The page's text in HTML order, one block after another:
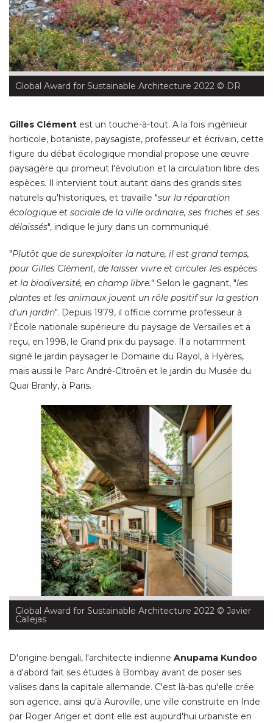
Global Award for Sustainable Architecture 2022 © DR
Gilles Clément est un touche-à-tout. A la fois ingénieur
horticole, botaniste, paysagiste, professeur et écrivain, cette
figure du débat écologique mondial propose une œuvre
paysagère qui promeut l'évolution et la circulation libre des
espèces. Il intervient tout autant dans des grands sites
naturels qu'historiques, et travaille "sur la réparation
écologique et sociale de la ville ordinaire, ses friches et ses
délaissés", indique le jury dans un communiqué.
"Plutôt que de surexploiter la nature, il est grand temps,
pour Gilles Clément, de laisser vivre et circuler les espèces
et la biodiversité, en champ libre." Selon le gagnant, "les
plantes et les animaux jouent un rôle positif sur la gestion
d'un jardin". Depuis 1979, il officie comme professeur à
l'École nationale supérieure du paysage de Versailles et a
reçu, en 1998, le Grand prix du paysage. Il a notamment
signé le jardin paysager le Domaine du Rayol, à Hyères,
mais aussi le Parc André-Citroën et le jardin du Musée du
Quai Branly, à Paris.
Global Award for Sustainable Architecture 2022 © Javier
Callejas
D'origine bengali, l'architecte indienne Anupama Kundoo
a d'abord fait ses études à Bombay avant de poser ses
valises dans la capitale allemande. C'est là-bas qu'elle crée
son agence, ainsi qu'à Auroville, une ville construite en Inde
par Roger Anger et dont elle est aujourd'hui urbaniste en